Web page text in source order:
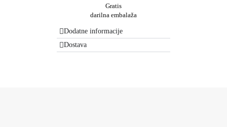
Gratis
darilna embalaža
Dodatne informacije
Dostava